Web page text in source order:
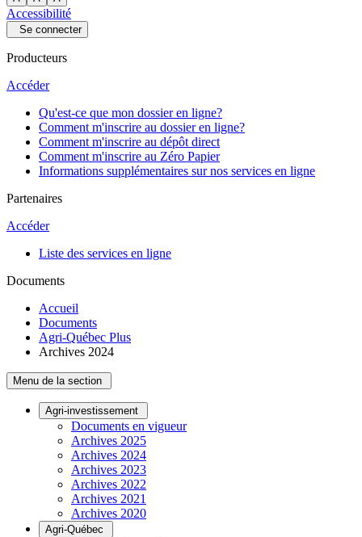
Accessibilité
Se connecter
Producteurs
Accéder
Qu'est-ce que mon dossier en ligne?
Comment m'inscrire au dossier en ligne?
Comment m'inscrire au dépôt direct
Comment m'inscrire au Zéro Papier
Informations supplémentaires sur nos services en ligne
Partenaires
Accéder
Liste des services en ligne
Documents
Accueil
Documents
Agri-Québec Plus
Archives 2024
Menu de la section
Agri-investissement
Documents en vigueur
Archives 2025
Archives 2024
Archives 2023
Archives 2022
Archives 2021
Archives 2020
Agri-Québec